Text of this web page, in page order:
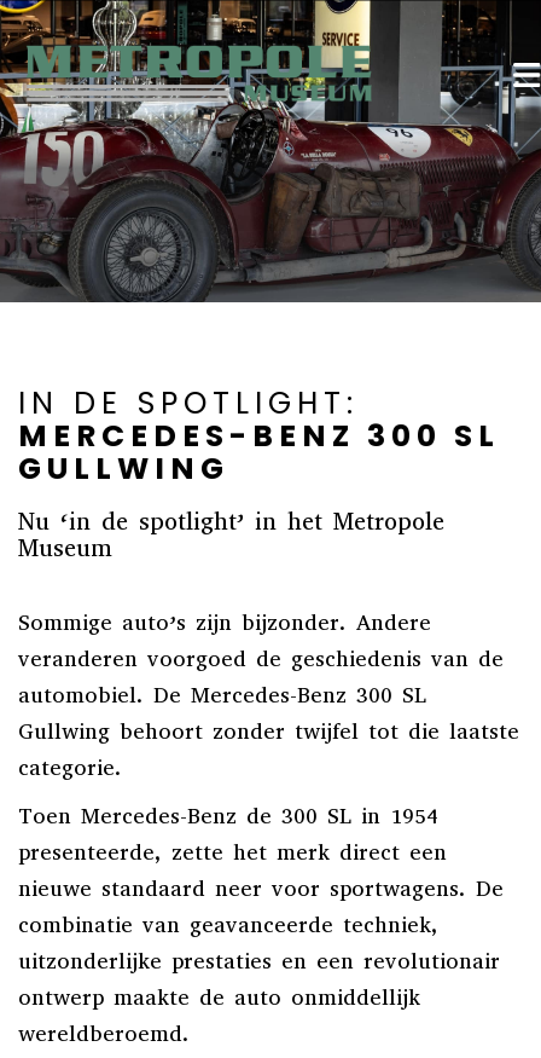
IN DE SPOTLIGHT:
MERCEDES-BENZ 300 SL
GULLWING
Nu ‘in de spotlight’ in het Metropole
Museum
Sommige auto’s zijn bijzonder. Andere
veranderen voorgoed de geschiedenis van de
automobiel. De Mercedes-Benz 300 SL
Gullwing behoort zonder twijfel tot die laatste
categorie.
Toen Mercedes-Benz de 300 SL in 1954
presenteerde, zette het merk direct een
nieuwe standaard neer voor sportwagens. De
combinatie van geavanceerde techniek,
uitzonderlijke prestaties en een revolutionair
ontwerp maakte de auto onmiddellijk
wereldberoemd.